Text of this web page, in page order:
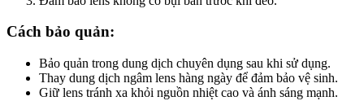
Cách bảo quản:
Bảo quản trong dung dịch chuyên dụng sau khi sử dụng.
Thay dung dịch ngâm lens hàng ngày để đảm bảo vệ sinh.
Giữ lens tránh xa khỏi nguồn nhiệt cao và ánh sáng mạnh.